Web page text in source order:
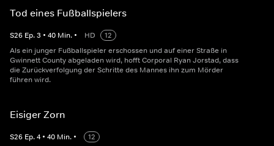
Tod eines Fußballspielers
S26 Ep.3 • 40 Min. • HD
12
Als ein junger Fußballspieler erschossen und auf einer Straße in
Gwinnett County abgeladen wird, hofft Corporal Ryan Jorstad, dass
die Zurückverfolgung der Schritte des Mannes ihn zum Mörder
führen wird.
Eisiger Zorn
S26 Ep.4 • 40 Min. •
12